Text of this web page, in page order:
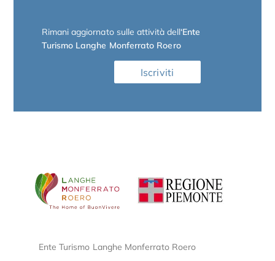
Rimani aggiornato sulle attività dell‘Ente
Turismo Langhe Monferrato Roero
Iscriviti
Ente Turismo Langhe Monferrato Roero